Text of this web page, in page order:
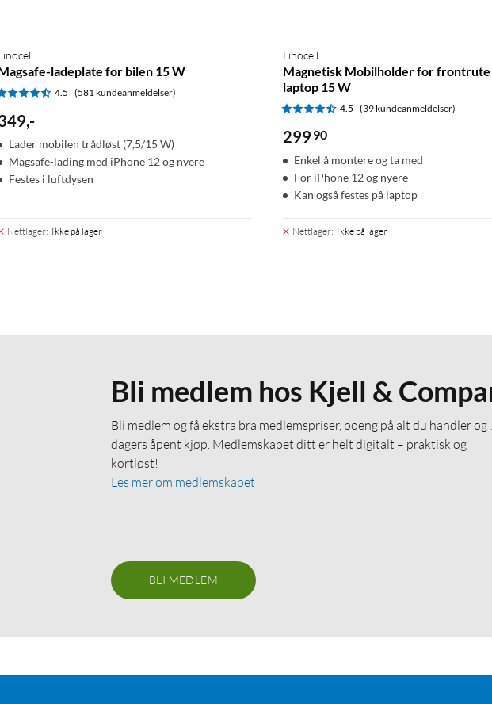
ladeplate for bilen 15 W
4.5 (581 kundeanmeldelser)
,-
Lader mobilen trådløst (7,5/15 W)
Magsafe-lading med iPhone 12 og nyere
Festes i luftdysen
Nettlager: Ikke på lager
Linocell
Magnetisk Mobilholder for frontrute
laptop 15 W
4.5 (39 kundeanmeldelser)
299 90
Enkel å montere og ta med
For iPhone 12 og nyere
Kan også festes på laptop
Nettlager: Ikke på lager
Bli medlem hos Kjell &
Bli medlem og få ekstra bra medlemspriser, poeng på alt du handler og
dagers åpent kjøp. Medlemskapet ditt er helt digitalt – praktisk og
kortløst!
Les mer om medlemskapet
BLI MEDLEM